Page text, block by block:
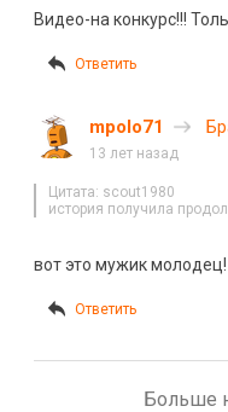
Видео-на конкурс!!!
Ответить
mpolo71
13 лет назад
Цитата: scout1980
история получила
вот это мужик молодец!
Ответить
Больше